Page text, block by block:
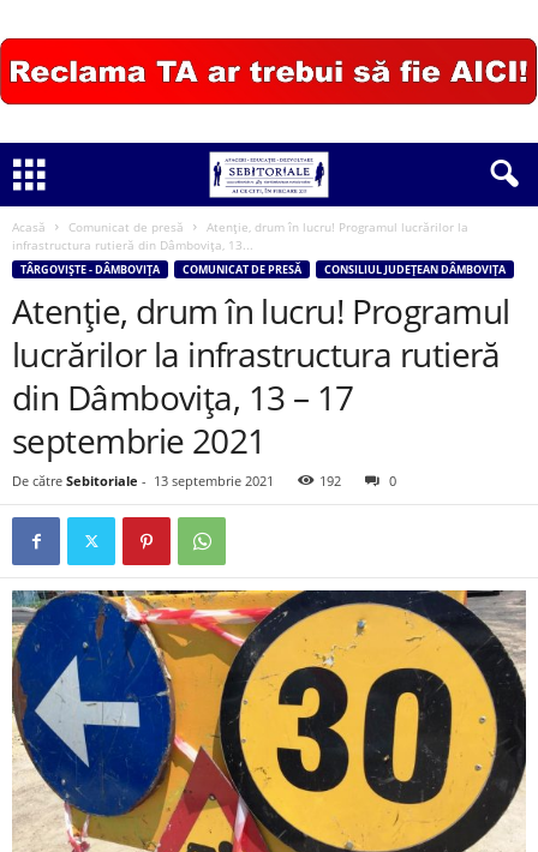
Acasă Comunicat de presă
Atenție, drum în lucru! Programul lucrărilor la
infrastructura rutieră din Dâmbovița, 13...
TÂRGOVIȘTE - DÂMBOVIȚA COMUNICAT DE PRESĂ CONSILIUL JUDEȚEAN DÂMBOVIȚA
Atenție, drum în lucru! Programul
lucrărilor la infrastructura rutieră
din Dâmbovița, 13 – 17
septembrie 2021
De către Sebitoriale - 13 septembrie 2021 192 0